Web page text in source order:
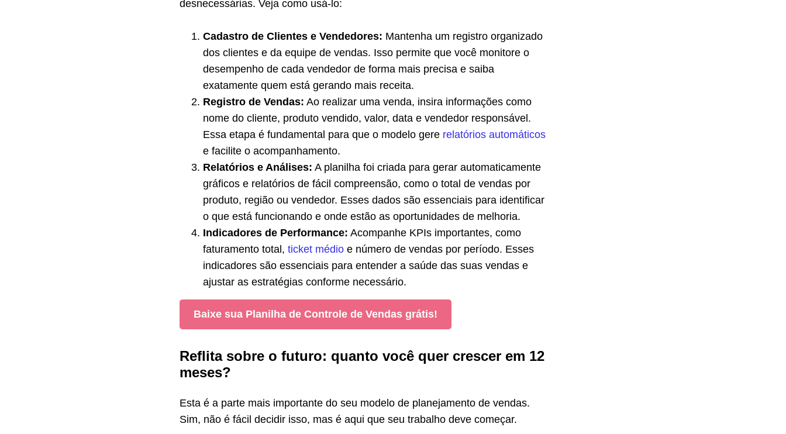
desnecessárias. Veja como usá-lo:
Cadastro de Clientes e Vendedores: Mantenha um registro organizado
dos clientes e da equipe de vendas. Isso permite que você monitore o
desempenho de cada vendedor de forma mais precisa e saiba
exatamente quem está gerando mais receita.
Registro de Vendas: Ao realizar uma venda, insira informações como
nome do cliente, produto vendido, valor, data e vendedor responsável.
Essa etapa é fundamental para que o modelo gere relatórios automáticos
e facilite o acompanhamento.
Relatórios e Análises: A planilha foi criada para gerar automaticamente
gráficos e relatórios de fácil compreensão, como o total de vendas por
produto, região ou vendedor. Esses dados são essenciais para identificar
o que está funcionando e onde estão as oportunidades de melhoria.
Indicadores de Performance: Acompanhe KPIs importantes, como
faturamento total, ticket médio e número de vendas por período. Esses
indicadores são essenciais para entender a saúde das suas vendas e
ajustar as estratégias conforme necessário.
Baixe sua Planilha de Controle de Vendas grátis!
Reflita sobre o futuro: quanto você quer crescer em 12
meses?
Esta é a parte mais importante do seu modelo de planejamento de vendas.
Sim, não é fácil decidir isso, mas é aqui que seu trabalho deve começar.